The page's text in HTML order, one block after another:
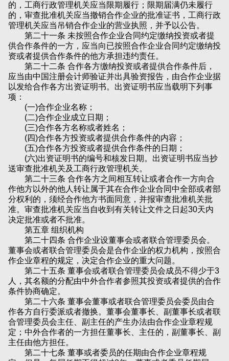
的，工商行政管理机关应当限期履行；限期届满仍未履行
的，审查批准机关应当撤销合作企业的批准证书，工商行政
管理机关应当吊销合作企业的营业执照，并予以公告。
第二十一条 未按照合作企业合同约定缴纳投资或者提
供合作条件的一方，应当向已按照合作企业合同约定缴纳投
资或者提供合作条件的他方承担违约责任。
第二十二条 合作各方缴纳投资或者提供合作条件后，
应当由中国注册会计师验证并出具验资报告，由合作企业据
以发给合作各方出资证明书。出资证明书应当载明下列事
项：
(一)合作企业名称；
(二)合作企业成立日期；
(三)合作各方名称或者姓名；
(四)合作各方投资或者提供合作条件的内容；
(五)合作各方投资或者提供合作条件的日期；
(六)出资证明书的编号和核发日期。出资证明书应当抄
送审查批准机关及工商行政管理机关。
第二十三条 合作各方之间相互转让或者合作一方向合
作他方以外的他人转让属于其在合作企业合同中全部或者部
分权利的，须经合作他方书面同意，并报审查批准机关批
准。审查批准机关应当自收到有关转让文件之日起30天内
决定批准或者不批准。
第五章 组织机构
第二十四条 合作企业设董事会或者联合管理委员会。
董事会或者联合管理委员会是合作企业的权力机构，按照合
作企业章程的规定，决定合作企业的重大问题。
第二十五条 董事会或者联合管理委员会成员不得少于3
人，其名额的分配由中外合作者参照其投资或者提供的合作
条件协商确定。
第二十六条 董事会董事或者联合管理委员会委员由合
作各方自行委派或者撤换。董事会董事长、副董事长或者联
合管理委员会主任、副主任的产生办法由合作企业章程规
定；中外合作者的一方担任董事长、主任的，副董事长、副
主任由他方担任。
第二十七条 董事或者委员的任期由合作企业章程规